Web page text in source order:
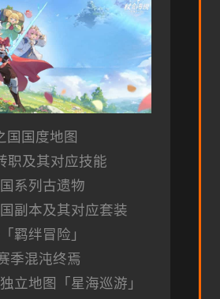
国国度地图
职及其对应技能
系列古遗物
副本及其对应套装
羁绊冒险」
季混沌终焉
立地图「星海巡游」